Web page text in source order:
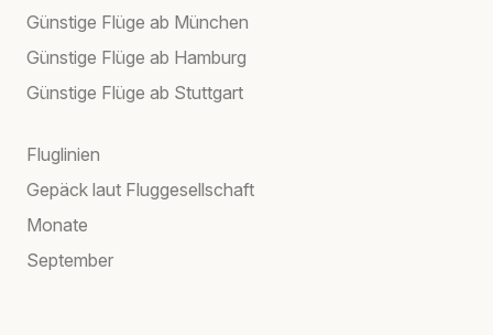
Günstige Flüge ab München
Günstige Flüge ab Hamburg
Günstige Flüge ab Stuttgart
Fluglinien
Gepäck laut Fluggesellschaft
Monate
September